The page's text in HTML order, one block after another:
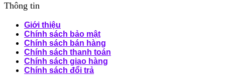
Thông tin
Giới thiệu
Chính sách bảo mật
Chính sách bán hàng
Chính sách thanh toán
Chính sách giao hàng
Chính sách đổi trả